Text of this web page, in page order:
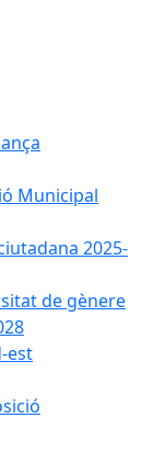
Municipal
2025-
de gènere
est